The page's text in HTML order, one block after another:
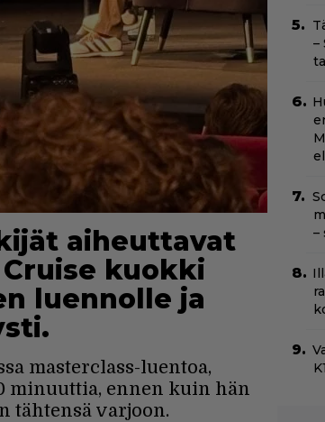
aiheuttavat
kuokki
luennolle ja
masterclass-luentoa,
minuuttia, ennen kuin hän
tähtensä varjoon.
–
–